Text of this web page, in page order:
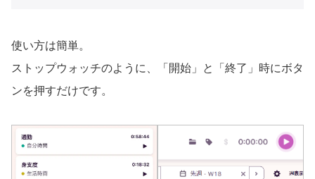
使い方は簡単。
ストップウォッチのように、「開始」と「終了」時にボタ
ンを押すだけです。